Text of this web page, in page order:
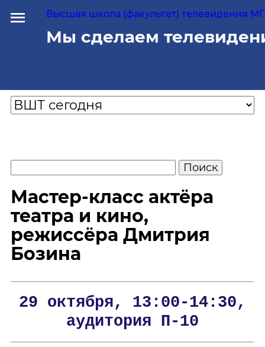
Высшая школа (факультет) телевидения
Мы сделаем
Мастер-класс актёра
театра и кино,
режиссёра Дмитрия
Бозина
29 октября, 13:00-14:30,
аудитория П-10